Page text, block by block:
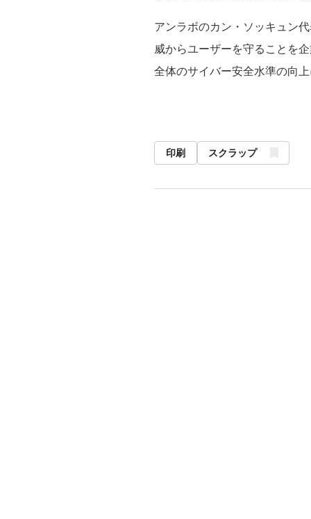
アンラボのカン・ソッキュン
威からユーザーを守ることを
全体のサイバー安全水準の向
印刷 スクラップ